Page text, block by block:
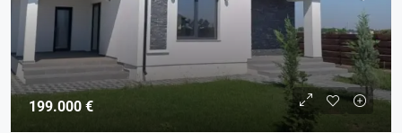
199.000 €